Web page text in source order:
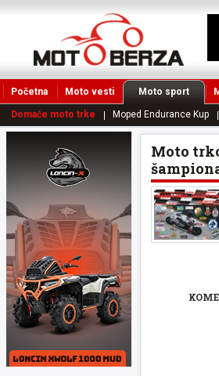
Početna Moto vesti Moto sport
Domaće moto trke Moped Endurance Kup
Moto